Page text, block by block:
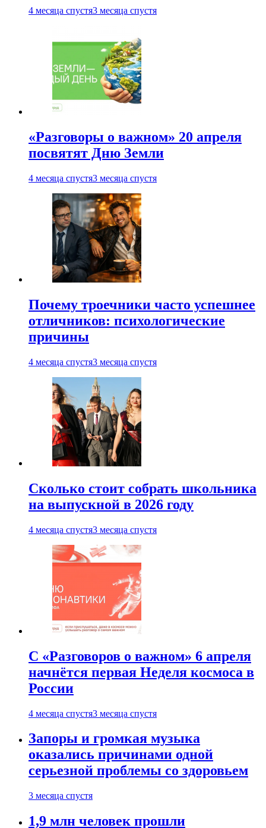
4 месяца спустя3 месяца спустя
«Разговоры о важном» 20 апреля
посвятят Дню Земли
4 месяца спустя3 месяца спустя
Почему троечники часто успешнее
отличников: психологические
причины
4 месяца спустя3 месяца спустя
Сколько стоит собрать школьника
на выпускной в 2026 году
4 месяца спустя3 месяца спустя
С «Разговоров о важном» 6 апреля
начнётся первая Неделя космоса в
России
4 месяца спустя3 месяца спустя
Запоры и громкая музыка
оказались причинами одной
серьезной проблемы со здоровьем
3 месяца спустя
1,9 млн человек прошли